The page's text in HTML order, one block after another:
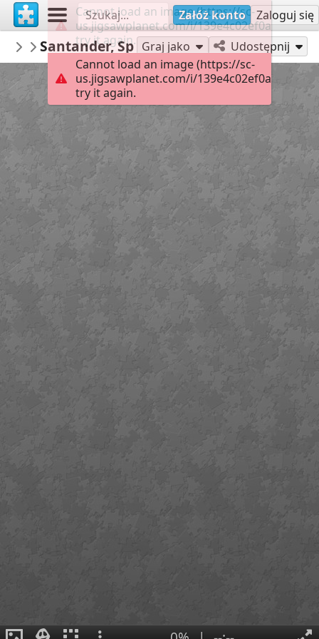
Załóż konto Zaloguj się
Calsifer
Landscapes
Santander, Spain 299
Graj jako Udostępnij
Cannot load an image (https://sc-
us.jigsawplanet.com/i/
try it again.